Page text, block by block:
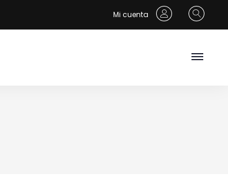
Mi cuenta